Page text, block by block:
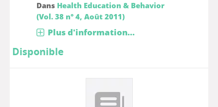
Dans Health Education & Behavior
(Vol. 38 n° 4, Août 2011)
Plus d'information...
Disponible